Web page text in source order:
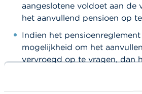
c
w
aangeslotene voldoet aan de
het aanvullend pensioen op
Indien het
mogelijkheid om het
vervroegd op te vragen, dan
oordeel van de FSMA, het
voorwaarden om het